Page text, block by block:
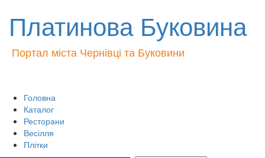
Платинова Буковина
Портал міста Чернівці та Буковини
Головна
Каталог
Ресторани
Весілля
Плітки